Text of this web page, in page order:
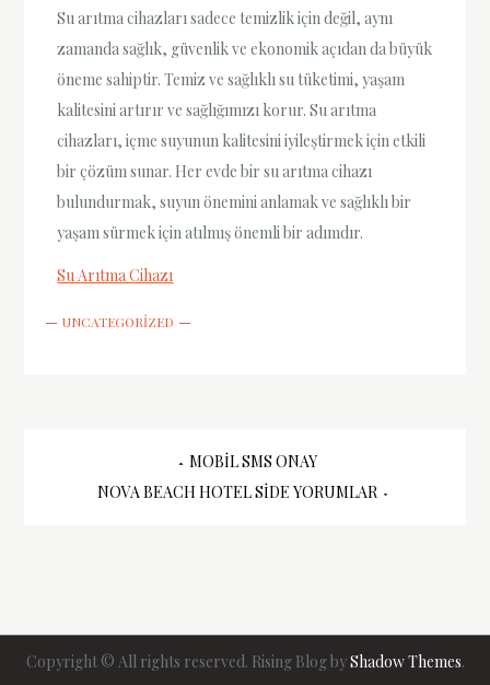
Su arıtma cihazları sadece temizlik için değil, aynı
zamanda sağlık, güvenlik ve ekonomik açıdan da büyük
öneme sahiptir. Temiz ve sağlıklı su tüketimi, yaşam
kalitesini artırır ve sağlığımızı korur. Su arıtma
cihazları, içme suyunun kalitesini iyileştirmek için etkili
bir çözüm sunar. Her evde bir su arıtma cihazı
bulundurmak, suyun önemini anlamak ve sağlıklı bir
yaşam sürmek için atılmış önemli bir adımdır.
Su Arıtma Cihazı
UNCATEGORIZED
Yazı
MOBIL SMS ONAY
NOVA BEACH HOTEL SIDE YORUMLAR
Copyright © All rights reserved. Rising Blog byShadow Themes.